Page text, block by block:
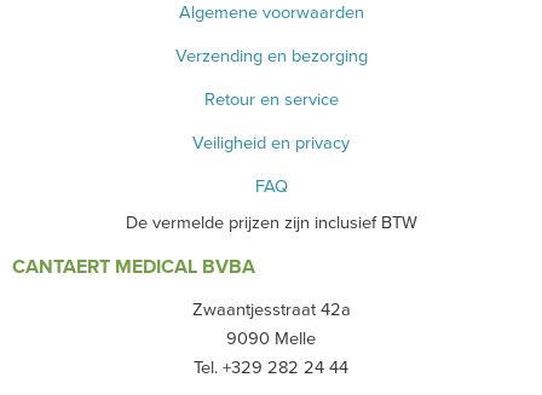
Algemene voorwaarden
Verzending en bezorging
Retour en service
Veiligheid en privacy
FAQ
De vermelde prijzen zijn inclusief BTW
CANTAERT MEDICAL BVBA
Zwaantjesstraat 42a
9090 Melle
Tel. +329 282 24 44